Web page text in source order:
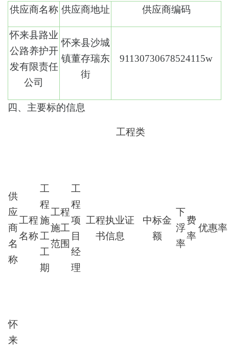
供应商名称 供应商地址 供应商编码
怀来县路业
公路养护开
发有限责任
公司
怀来县沙城
镇董存瑞东
街
91130730678524115w
四、主要标的信息
工程类
供
应
商
名
称
工程
名称
工
程
施
工
工
期
工程
施工
范围
工
程
项
目
经
理
工程执业证
书信息
中标金
额
下
浮
率
费
率
优惠率
怀
来